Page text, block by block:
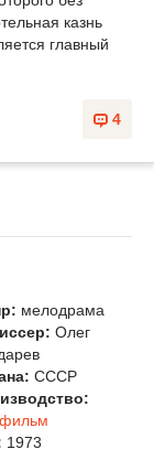
казнь
главный
4
мелодрама
Олег
СССР
1973